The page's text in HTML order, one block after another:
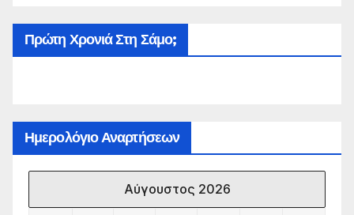
Πρώτη Χρονιά Στη Σάμο;
Ημερολόγιο Αναρτήσεων
Αύγουστος 2026